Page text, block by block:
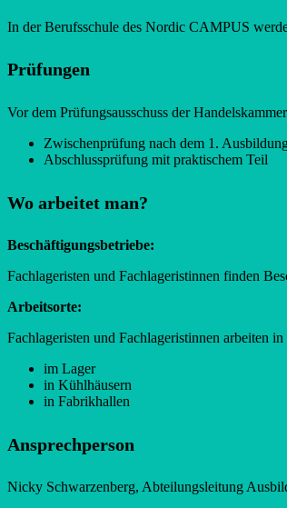
In der Berufsschule des Nordic CAMPUS
Prüfungen
Vor dem Prüfungsausschuss der
Zwischenprüfung nach dem 1.
Abschlussprüfung mit praktischem Teil
Wo arbeitet man?
Beschäftigungsbetriebe:
Fachlageristen und Fachlageristinnen finden
Arbeitsorte:
Fachlageristen und Fachlageristinnen arbeiten
im Lager
in Kühlhäusern
in Fabrikhallen
Ansprechperson
Nicky Schwarzenberg, Abteilungsleitung